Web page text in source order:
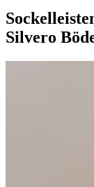
Silvero